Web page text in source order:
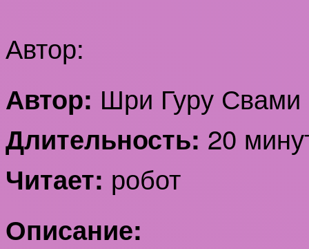
Автор:
Автор: Шри Гуру
Длительность: 20
Читает: робот
Описание: